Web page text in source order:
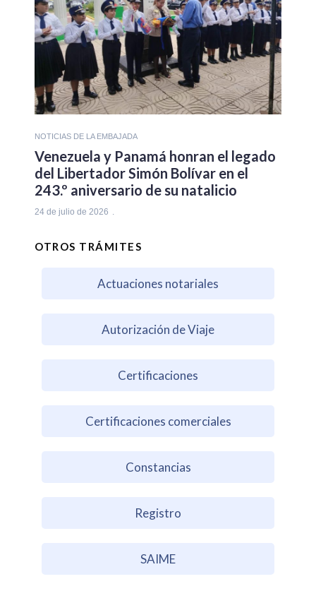
NOTICIAS DE LA EMBAJADA
Venezuela y Panamá honran el legado
del Libertador Simón Bolívar en el
243.º aniversario de su natalicio
24 de julio de 2026
OTROS TRÁMITES
Actuaciones notariales
Autorización de Viaje
Certificaciones
Certificaciones comerciales
Constancias
Registro
SAIME